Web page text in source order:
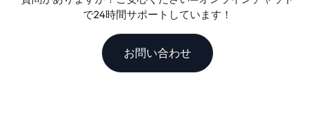
で24時間サポートしています！
お問い合わせ